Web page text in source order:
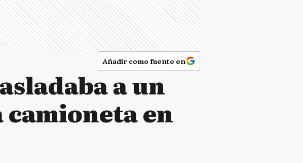
Añadir como fuente en
a un
en